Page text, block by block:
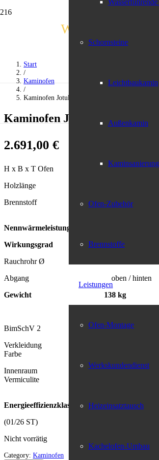
Weindl –
Schornsteine
Leichtbaukamin
Außenkamin
Ofen-Zubehör
Brennstoffe
Leistungen
Ofen-Montage
Werkskundendienst
Heizeinsatztausch
Kachelofen-Umbau
Start
/
Kaminofen
/
Kaminofen Jotul „F 205“
Kaminofen Jotul „F 205“
2.691,00 €
H x B x T Ofen 755x561x421
Holzlänge 370
Brennstoff Holz, Holz-
Nennwärmeleistung 5,0 kW
Wirkungsgrad 82,0 %
Rauchrohr Ø 150
Abgang oben / hinten
Gewicht 138 kg
BimSchV 2 ja
Verkleidung Gusseisen
Farbe schwarz
Innenraum schwarz Guss
Vermiculite
Energieeffizienzklasse A+
(01/26 ST)
Nicht vorrätig
Category: Kaminofen